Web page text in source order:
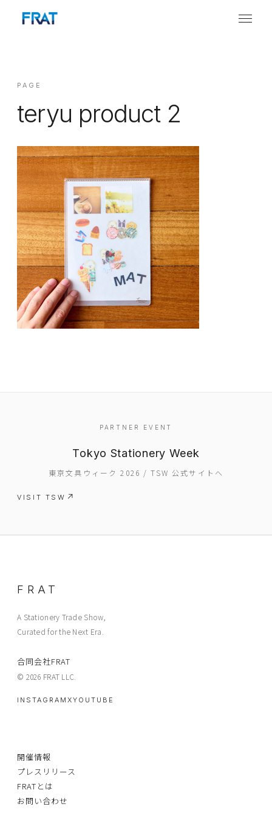
EVENT
PRESS
BOOSTER
PAGE
teryu product 2
PARTNER EVENT
Tokyo Stationery Week
東京文具ウィーク 2026 / TSW 公式サイトへ
VISIT TSW
FRAT
A Stationery Trade Show,
Curated for the Next Era.
合同会社FRAT
© 2026 FRAT LLC.
INSTAGRAM XYOUTUBE
開催情報
プレスリリース
FRATとは
お問い合わせ